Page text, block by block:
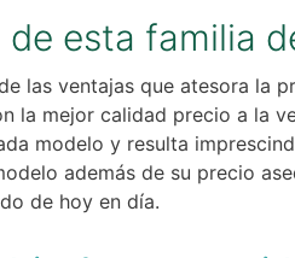
de esta familia
las ventajas que atesora la
la mejor calidad precio a la
modelo y resulta
además de su precio
de hoy en día.